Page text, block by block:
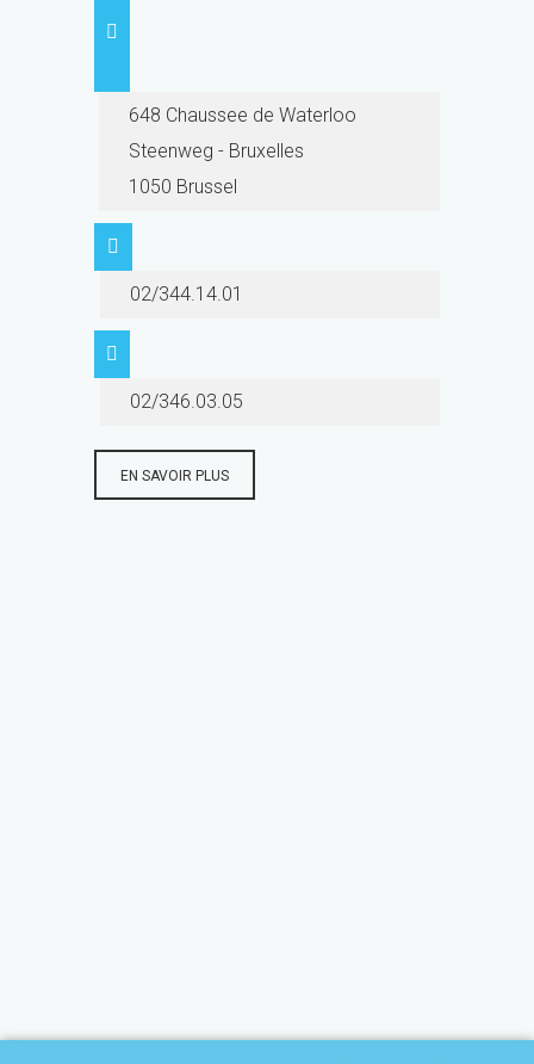
648 Chaussee de Waterloo
Steenweg - Bruxelles
1050 Brussel
02/344.14.01
02/346.03.05
EN SAVOIR PLUS